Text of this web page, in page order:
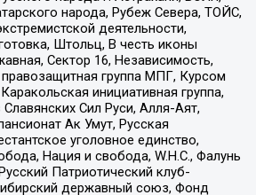
народа, Рубеж Севера, ТОЙС,
деятельности,
Штольц, В честь иконы
Сектор 16, Независимость,
группа МПГ, Курсом
инициативная группа,
Сил Руси, Алля-Аят,
Ак Умут, Русская
уголовное единство,
Нация и свобода, W.H.С., Фалунь
Патриотический клуб-
державный союз, Фонд